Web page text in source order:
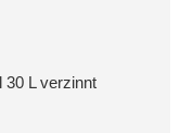
30 L verzinnt